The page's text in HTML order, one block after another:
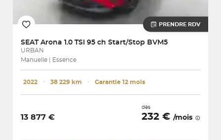
PRENDRE RDV
SEAT Arona 1.0 TSI 95 ch Start/Stop BVM5
URBAN
Manuelle | Essence
2022 ･ 38 229 km ･ Garantie 12 mois
13 877 €
dès
232 € /mois